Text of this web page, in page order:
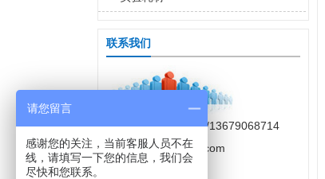
联系我们
座机：028-85221603/13679068714
邮箱：cdmore@163.com
请您留言
感谢您的关注，当前客服人员不在
线，请填写一下您的信息，我们会
尽快和您联系。